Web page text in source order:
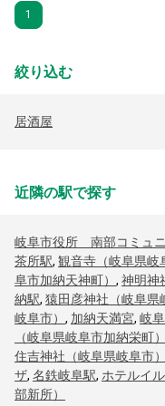
1
絞り込む
居酒屋
近隣の駅で探す
岐阜市役所 南部コミュ
茶所駅, 観音寺（岐阜県岐
阜市加納天神町） , 神明神
納駅, 猿田彦神社（岐阜県
岐阜市） , 加納天満宮, 岐
（岐阜県岐阜市加納栄町）
住吉神社（岐阜県岐阜市）
ザ, 名鉄岐阜駅, ホテルイ
部新所）